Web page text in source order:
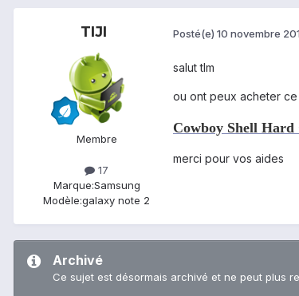
TIJI
Membre
17
Marque:Samsung
Modèle:galaxy note 2
Posté(e) 10 novembre
salut tlm
ou ont peux acheter
Cowboy Shell Hard
merci pour vos aides
Archivé
Ce sujet est désormais archivé et ne peut plus